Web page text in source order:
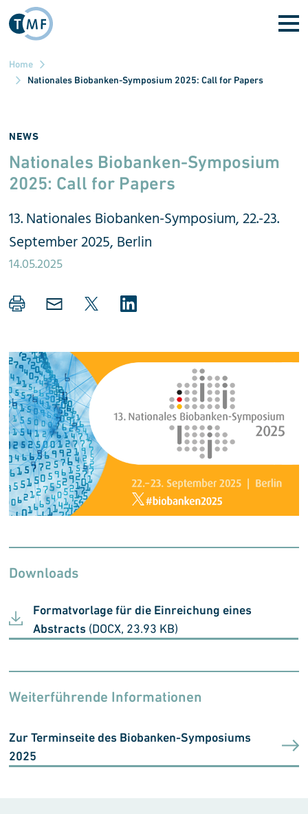
Skip to main content
Home
Nationales Biobanken-Symposium 2025: Call for Papers
NEWS
Nationales Biobanken-Sym­po­sium
2025: Call for Papers
13. Nationales Biobanken-Symposium, 22.-23.
September 2025, Berlin
14.05.2025
Downloads
Formatvorlage für die Einreichung eines
Abstracts (DOCX, 23.93 KB)
Weiterführende Informationen
Zur Terminseite des Biobanken-Symposiums
2025